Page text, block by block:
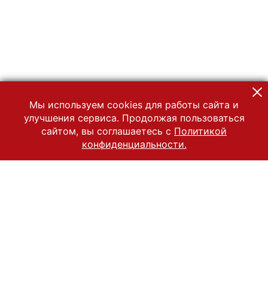
Мы используем cookies для работы сайта и
улучшения сервиса. Продолжая пользоваться
сайтом, вы соглашаетесь с Политикой
конфиденциальности.